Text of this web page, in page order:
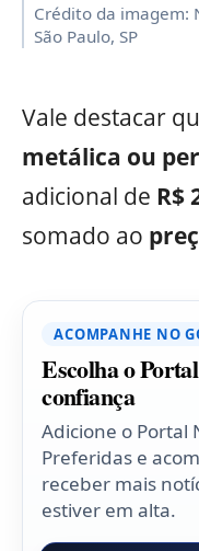
Crédito da imagem:
São Paulo, SP
Vale destacar
metálica ou
adicional de R$
somado ao
ACOMPANHE NO
Escolha o
confiança
Adicione o Portal
Preferidas e
receber mais
estiver em alta.